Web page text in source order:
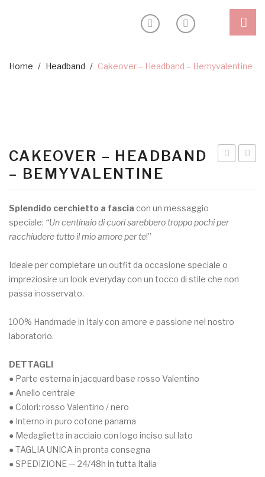
Shop
Outlet
Inspiration
Sostenibilità
My Account
Home / Headband / Cakeover – Headband – Bemyvalentine
–
|
gold
mod.
CAKEOVER – HEADBAND
– BEMYVALENTINE
Splendido cerchietto a fascia con un messaggio
speciale: “Un centinaio di cuori sarebbero troppo pochi per
racchiudere tutto il mio amore per te!”
Ideale per completare un outfit da occasione speciale o
impreziosire un look everyday con un tocco di stile che non
passa inosservato.
100% Handmade in Italy con amore e passione nel nostro
laboratorio.
DETTAGLI
● Parte esterna in jacquard base rosso Valentino
● Anello centrale
● Colori: rosso Valentino / nero
● Interno in puro cotone panama
● Medaglietta in acciaio con logo inciso sul lato
● TAGLIA UNICA in pronta consegna
● SPEDIZIONE — 24/48h in tutta Italia